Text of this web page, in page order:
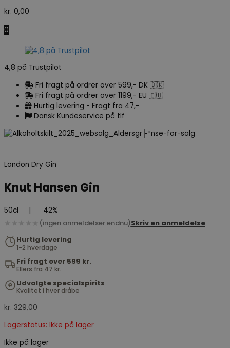
kr. 0,00
0
4,8 på Trustpilot
Fri fragt på ordrer over 599,- DK 🇩🇰
Fri fragt på ordrer over 1199,- EU 🇪🇺
Hurtig levering - Fragt fra 47,-
Dansk Kundeservice på tlf
London Dry Gin
Knut Hansen Gin
50cl 42%
★★★★★ (ingen anmeldelser endnu)Skriv en anmeldelse
Hurtig levering
1-2 hverdage
Fri fragt over 599 kr.
Ellers fra 47 kr.
Udvalgte specialspirits
Kvalitet i hver dråbe
kr. 329,00
Lagerstatus: Ikke på lager
Ikke på lager